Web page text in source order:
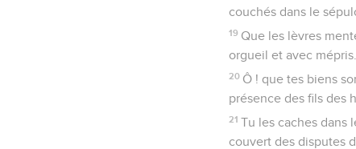
couchés dans le
19 Que les lèvres
orgueil et avec mépris.
20 Ô ! que tes biens
présence des fils des
21 Tu les caches dans
couvert des disputes